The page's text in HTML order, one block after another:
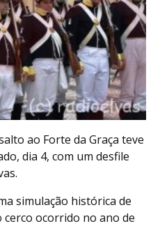
ao Forte da Graça teve
dia 4, com um desfile
simulação histórica de
cerco ocorrido no ano de